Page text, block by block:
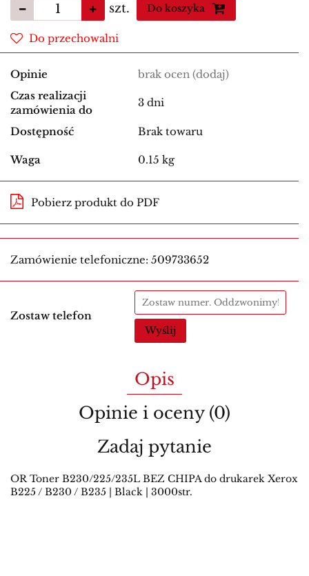
szt. Do koszyka
Do przechowalni
Opinie brak ocen (dodaj)
Czas realizacji
zamówienia do
3 dni
Dostępność Brak towaru
Waga 0.15 kg
Pobierz produkt do PDF
Zamówienie telefoniczne: 509733652
Zostaw telefon
Wyślij
Opis
Opinie i oceny (0)
Zadaj pytanie
OR Toner B230/225/235L BEZ CHIPA do drukarek Xerox
B225 / B230 / B235 | Black | 3000str.